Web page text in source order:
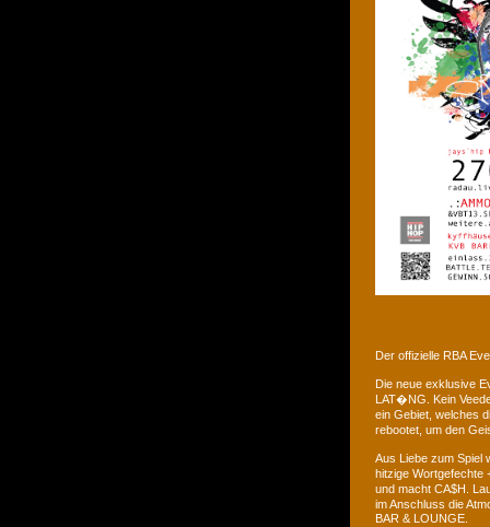
Der offizielle RBA
Die neue exklusive
LAT�NG. Kein
ein Gebiet, welches
rebootet, um den
Aus Liebe zum Spiel
hitzige Wortgefechte
und macht CA$H.
im Anschluss die
BAR & LOUNGE.